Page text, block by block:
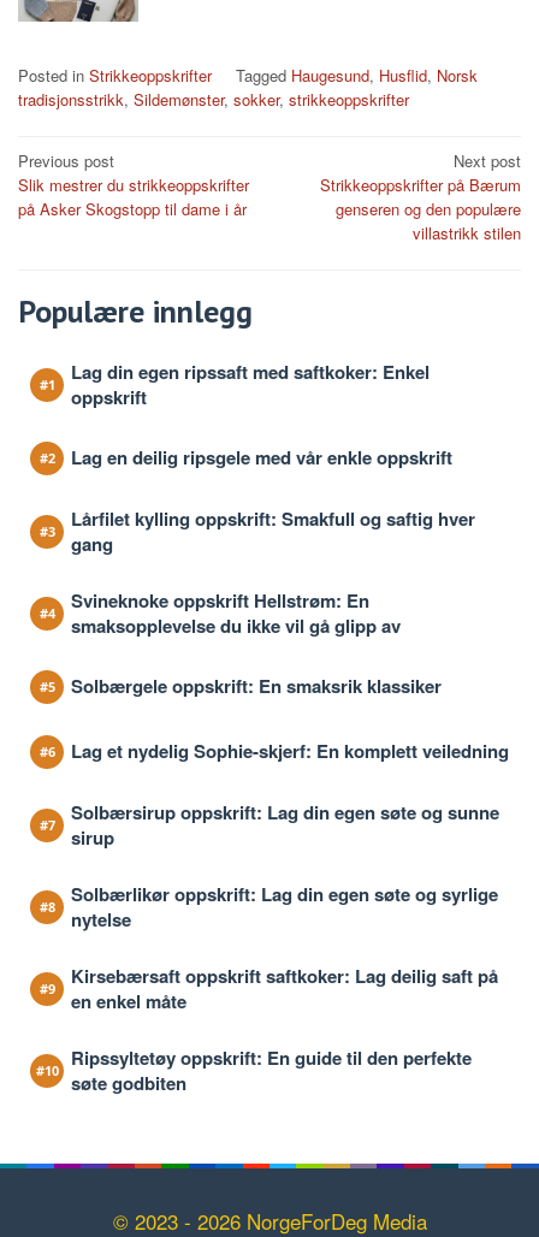
Posted in Strikkeoppskrifter Tagged Haugesund, Husflid, Norsk
tradisjonsstrikk, Sildemønster, sokker, strikkeoppskrifter
Post
navigation
Previous post
Slik mestrer du strikkeoppskrifter
på Asker Skogstopp til dame i år
Next post
Strikkeoppskrifter på Bærum
genseren og den populære
villastrikk stilen
Populære innlegg
Lag din egen ripssaft med saftkoker: Enkel
oppskrift
Lag en deilig ripsgele med vår enkle oppskrift
Lårfilet kylling oppskrift: Smakfull og saftig hver
gang
Svineknoke oppskrift Hellstrøm: En
smaksopplevelse du ikke vil gå glipp av
Solbærgele oppskrift: En smaksrik klassiker
Lag et nydelig Sophie-skjerf: En komplett veiledning
Solbærsirup oppskrift: Lag din egen søte og sunne
sirup
Solbærlikør oppskrift: Lag din egen søte og syrlige
nytelse
Kirsebærsaft oppskrift saftkoker: Lag deilig saft på
en enkel måte
Ripssyltetøy oppskrift: En guide til den perfekte
søte godbiten
© 2023 - 2026 NorgeForDeg Media